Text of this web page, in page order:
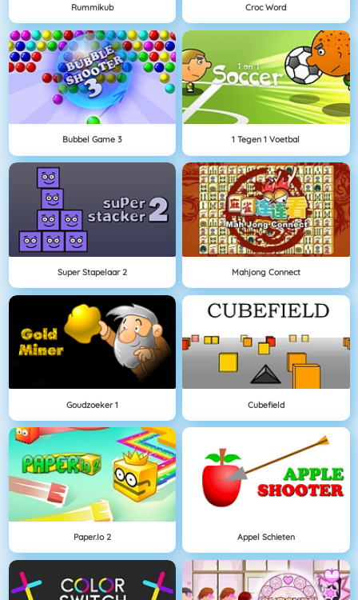
Rummikub Croc Word
Bubbel Game 3 1 Tegen 1 Voetbal
Super Stapelaar 2 Mahjong Connect
Goudzoeker 1 Cubefield
Paper.io 2 Appel Schieten